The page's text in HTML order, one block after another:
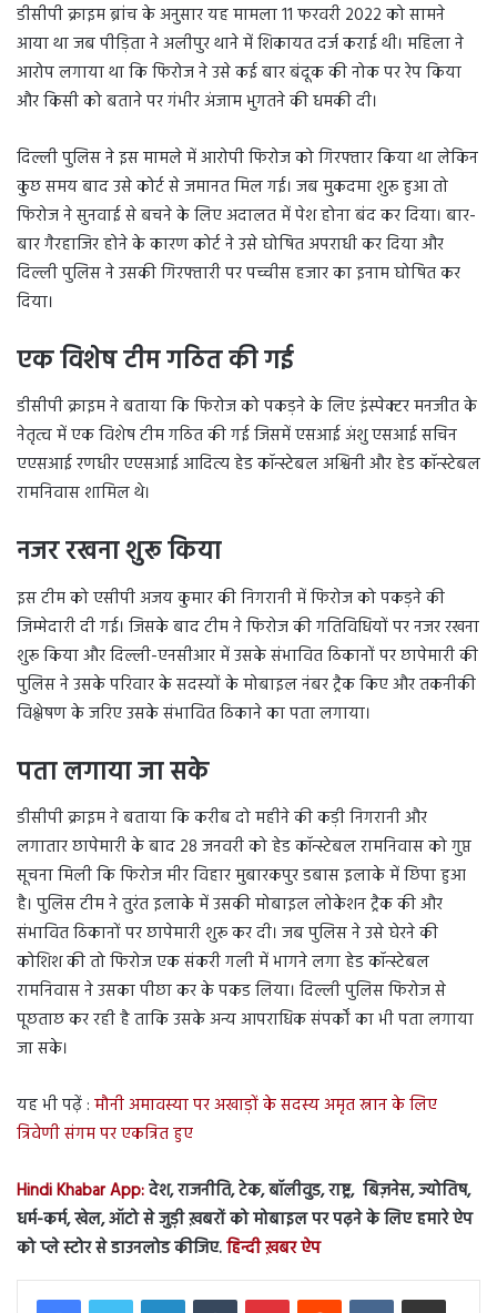
डीसीपी क्राइम ब्रांच के अनुसार यह मामला 11 फरवरी 2022 को सामने
आया था जब पीड़िता ने अलीपुर थाने में शिकायत दर्ज कराई थी। महिला ने
आरोप लगाया था कि फिरोज ने उसे कई बार बंदूक की नोक पर रेप किया
और किसी को बताने पर गंभीर अंजाम भुगतने की धमकी दी।
दिल्ली पुलिस ने इस मामले में आरोपी फिरोज को गिरफ्तार किया था लेकिन
कुछ समय बाद उसे कोर्ट से जमानत मिल गई। जब मुकदमा शुरू हुआ तो
फिरोज ने सुनवाई से बचने के लिए अदालत में पेश होना बंद कर दिया। बार-
बार गैरहाजिर होने के कारण कोर्ट ने उसे घोषित अपराधी कर दिया और
दिल्ली पुलिस ने उसकी गिरफ्तारी पर पच्चीस हजार का इनाम घोषित कर
दिया।
एक विशेष टीम गठित की गई
डीसीपी क्राइम ने बताया कि फिरोज को पकड़ने के लिए इंस्पेक्टर मनजीत के
नेतृत्व में एक विशेष टीम गठित की गई जिसमें एसआई अंशु एसआई सचिन
एएसआई रणधीर एएसआई आदित्य हेड कॉन्स्टेबल अश्विनी और हेड कॉन्स्टेबल
रामनिवास शामिल थे।
नजर रखना शुरू किया
इस टीम को एसीपी अजय कुमार की निगरानी में फिरोज को पकड़ने की
जिम्मेदारी दी गई। जिसके बाद टीम ने फिरोज की गतिविधियों पर नजर रखना
शुरू किया और दिल्ली-एनसीआर में उसके संभावित ठिकानों पर छापेमारी की
पुलिस ने उसके परिवार के सदस्यों के मोबाइल नंबर ट्रैक किए और तकनीकी
विश्लेषण के जरिए उसके संभावित ठिकाने का पता लगाया।
पता लगाया जा सके
डीसीपी क्राइम ने बताया कि करीब दो महीने की कड़ी निगरानी और
लगातार छापेमारी के बाद 28 जनवरी को हेड कॉन्स्टेबल रामनिवास को गुप्त
सूचना मिली कि फिरोज मीर विहार मुबारकपुर डबास इलाके में छिपा हुआ
है। पुलिस टीम ने तुरंत इलाके में उसकी मोबाइल लोकेशन ट्रैक की और
संभावित ठिकानों पर छापेमारी शुरू कर दी। जब पुलिस ने उसे घेरने की
कोशिश की तो फिरोज एक संकरी गली में भागने लगा हेड कॉन्स्टेबल
रामनिवास ने उसका पीछा कर के पकड लिया। दिल्ली पुलिस फिरोज से
पूछताछ कर रही है ताकि उसके अन्य आपराधिक संपर्कों का भी पता लगाया
जा सके।
यह भी पढ़ें : मौनी अमावस्या पर अखाड़ों के सदस्य अमृत स्नान के लिए
त्रिवेणी संगम पर एकत्रित हुए
Hindi Khabar App:देश, राजनीति, टेक, बॉलीवुड, राष्ट्र, बिज़नेस, ज्योतिष,
धर्म-कर्म, खेल, ऑटो से जुड़ी ख़बरों को मोबाइल पर पढ़ने के लिए हमारे ऐप
को प्ले स्टोर से डाउनलोड कीजिए.हिन्दी ख़बर ऐप
LinkedInTumblr PinterestReddit VKontakteShare via Email